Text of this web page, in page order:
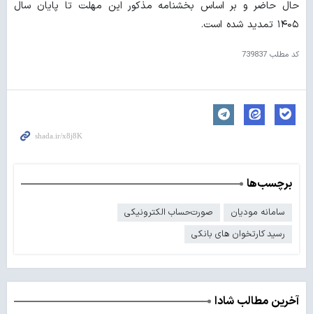
حال حاضر و بر اساس بخشنامه مذکور این مهلت تا پایان سال
۱۴۰۵ تمدید شده است.
کد مطلب 739837
برچسب‌ها
سامانه مودیان
صورت‌حساب الكترونیكی
رسید کارتخوان های بانکی
آخرین مطالب شادا